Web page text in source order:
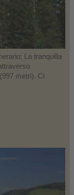
La tranquilla
metri). Ci